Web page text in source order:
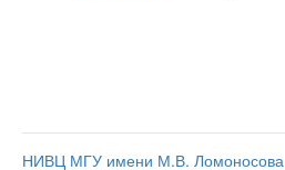
НИВЦ МГУ имени М.В. Ломоносова